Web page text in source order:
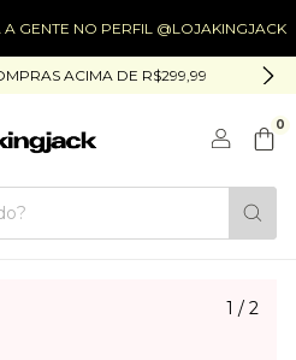
GENTE NO PERFIL @LOJAKINGJACK
ACIMA DE R$299,99
0
1 / 2